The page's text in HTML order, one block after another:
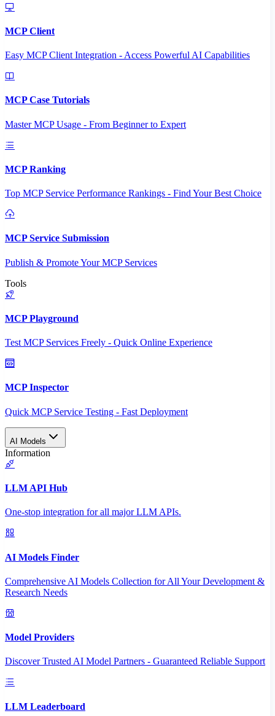
MCP Client
Easy MCP Client Integration - Access Powerful AI Capabilities
MCP Case Tutorials
Master MCP Usage - From Beginner to Expert
MCP Ranking
Top MCP Service Performance Rankings - Find Your Best Choice
MCP Service Submission
Publish & Promote Your MCP Services
Tools
MCP Playground
Test MCP Services Freely - Quick Online Experience
MCP Inspector
Quick MCP Service Testing - Fast Deployment
AI Models
Information
LLM API Hub
One-stop integration for all major LLM APIs.
AI Models Finder
Comprehensive AI Models Collection for All Your Development &
Research Needs
Model Providers
Discover Trusted AI Model Partners - Guaranteed Reliable Support
LLM Leaderboard